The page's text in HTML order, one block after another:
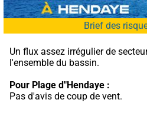
Brief des
Un flux assez irrégulier de
l'ensemble du bassin.
Pour Plage d"Hendaye :
Pas d'avis de coup de vent.